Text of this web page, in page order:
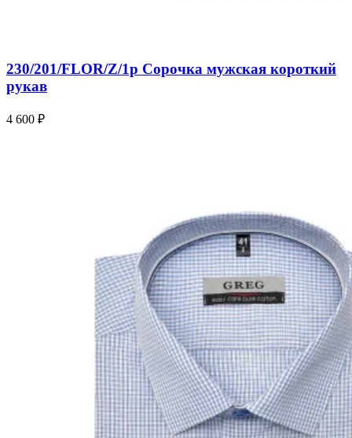
230/201/FLOR/Z/1p Сорочка мужская короткий
рукав
4 600 ₽